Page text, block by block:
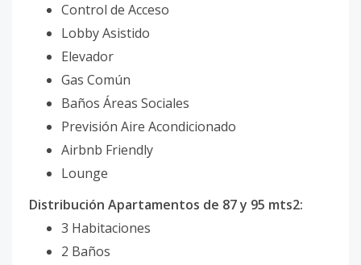
Control de Acceso
Lobby Asistido
Elevador
Gas Común
Baños Áreas Sociales
Previsión Aire Acondicionado
Airbnb Friendly
Lounge
Distribución Apartamentos de 87 y 95 mts2:
3 Habitaciones
2 Baños